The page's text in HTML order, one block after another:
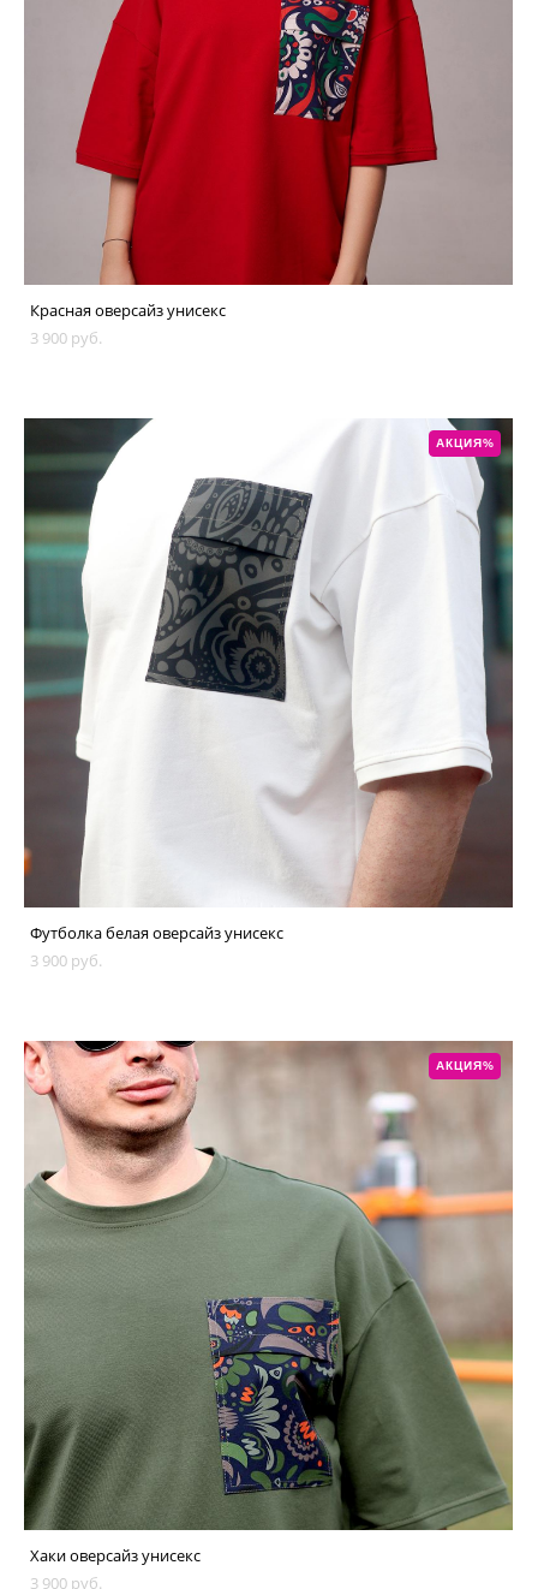
Красная оверсайз унисекс
3 900 pуб.
АКЦИЯ%
Футболка белая оверсайз унисекс
3 900 pуб.
АКЦИЯ%
Хаки оверсайз унисекс
3 900 pуб.